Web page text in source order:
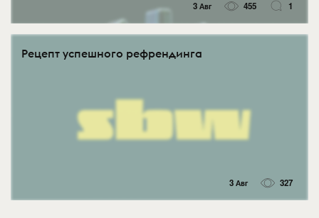
3 Авг 455 1
Рецепт успешного рефрендинга
3 Авг 327